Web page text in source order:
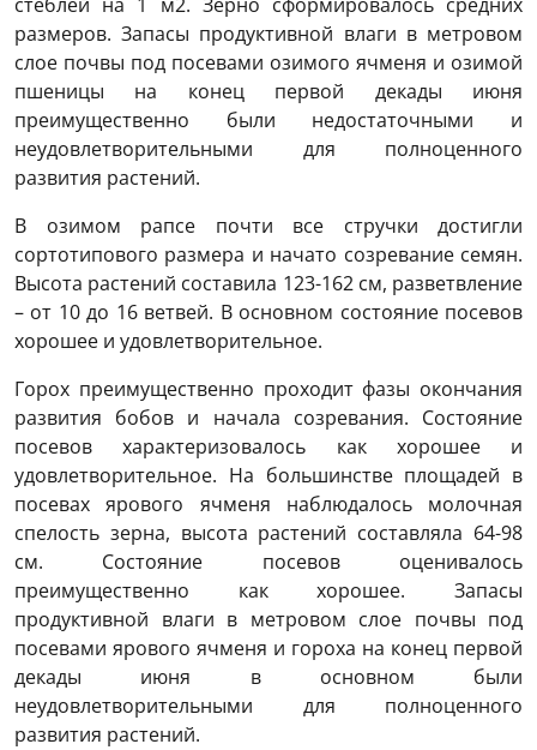
размеров. Запасы продуктивной влаги в метровом
слое почвы под посевами озимого ячменя и озимой
пшеницы на конец первой декады июня
преимущественно были недостаточными и
неудовлетворительными для полноценного
развития растений.
В озимом рапсе почти все стручки достигли
сортотипового размера и начато созревание семян.
Высота растений составила 123-162 см, разветвление
– от 10 до 16 ветвей. В основном состояние посевов
хорошее и удовлетворительное.
Горох преимущественно проходит фазы окончания
развития бобов и начала созревания. Состояние
посевов характеризовалось как хорошее и
удовлетворительное. На большинстве площадей в
посевах ярового ячменя наблюдалось молочная
спелость зерна, высота растений составляла 64-98
см. Состояние посевов оценивалось
преимущественно как хорошее. Запасы
продуктивной влаги в метровом слое почвы под
посевами ярового ячменя и гороха на конец первой
декады июня в основном были
неудовлетворительными для полноценного
развития растений.